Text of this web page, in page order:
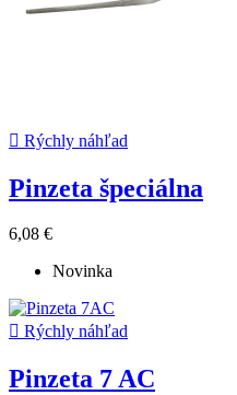
 Rýchly náhľad
Pinzeta špeciálna
6,08 €
Novinka
 Rýchly náhľad
Pinzeta 7 AC